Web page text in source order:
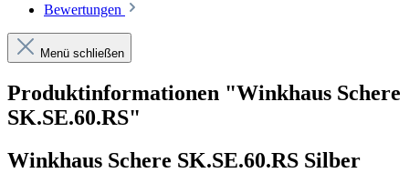
Bewertungen
Menü schließen
Produktinformationen "Winkhaus Schere
SK.SE.60.RS"
Winkhaus Schere SK.SE.60.RS Silber